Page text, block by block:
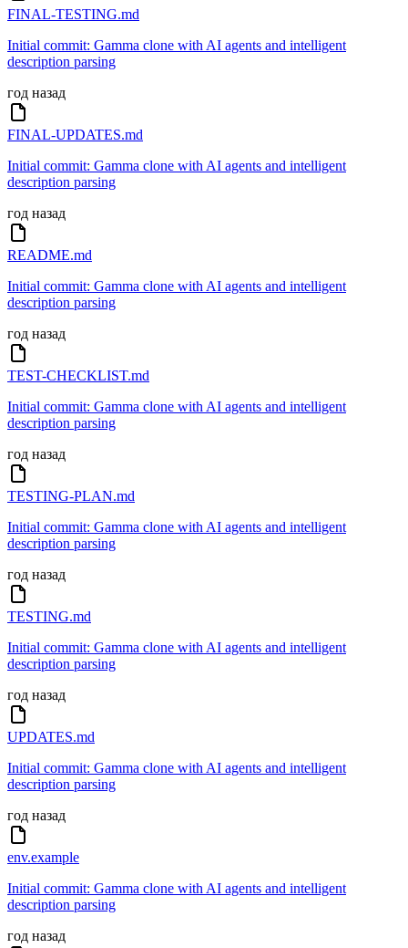
FINAL-TESTING.md
Initial commit: Gamma clone with AI agents and intelligent
description parsing
год назад
FINAL-UPDATES.md
Initial commit: Gamma clone with AI agents and intelligent
description parsing
год назад
README.md
Initial commit: Gamma clone with AI agents and intelligent
description parsing
год назад
TEST-CHECKLIST.md
Initial commit: Gamma clone with AI agents and intelligent
description parsing
год назад
TESTING-PLAN.md
Initial commit: Gamma clone with AI agents and intelligent
description parsing
год назад
TESTING.md
Initial commit: Gamma clone with AI agents and intelligent
description parsing
год назад
UPDATES.md
Initial commit: Gamma clone with AI agents and intelligent
description parsing
год назад
env.example
Initial commit: Gamma clone with AI agents and intelligent
description parsing
год назад